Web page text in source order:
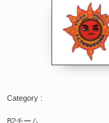
B2チーム